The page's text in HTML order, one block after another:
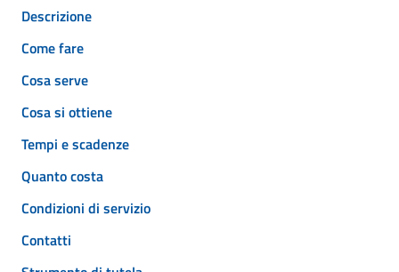
Descrizione
Come fare
Cosa serve
Cosa si ottiene
Tempi e scadenze
Quanto costa
Condizioni di servizio
Contatti